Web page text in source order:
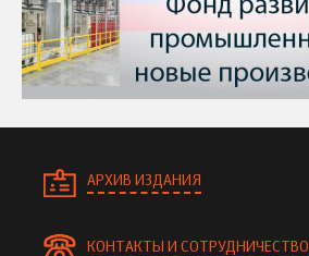
АРХИВ ИЗДАНИЯ
КОНТАКТЫ И СОТРУДНИЧЕСТВО